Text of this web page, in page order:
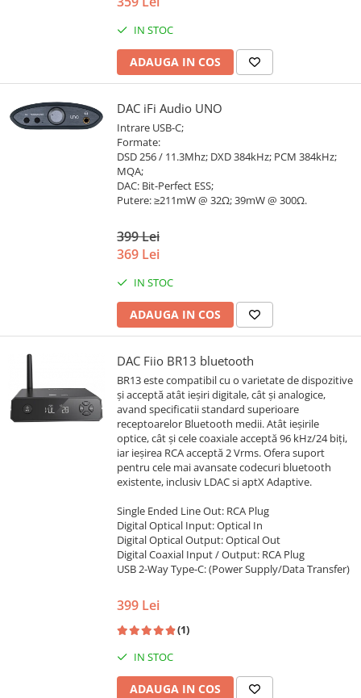
IN STOC
ADAUGA IN COS
DAC iFi Audio UNO
Intrare USB-C;
Formate:
DSD 256 / 11.3Mhz; DXD 384kHz; PCM 384kHz;
MQA;
DAC: Bit-Perfect ESS;
Putere: ≥211mW @ 32Ω; 39mW @ 300Ω.
399 Lei
369 Lei
IN STOC
ADAUGA IN COS
DAC Fiio BR13 bluetooth
BR13 este compatibil cu o varietate de dispozitive
și acceptă atât ieșiri digitale, cât și analogice,
avand specificatii standard superioare
receptoarelor Bluetooth medii. Atât ieșirile
optice, cât și cele coaxiale acceptă 96 kHz/24 biți,
iar ieșirea RCA acceptă 2 Vrms. Ofera suport
pentru cele mai avansate codecuri bluetooth
existente, inclusiv LDAC si aptX Adaptive.
Single Ended Line Out: RCA Plug
Digital Optical Input: Optical In
Digital Optical Output: Optical Out
Digital Coaxial Input / Output: RCA Plug
USB 2-Way Type-C: (Power Supply/Data Transfer)
399 Lei
(1)
IN STOC
ADAUGA IN COS